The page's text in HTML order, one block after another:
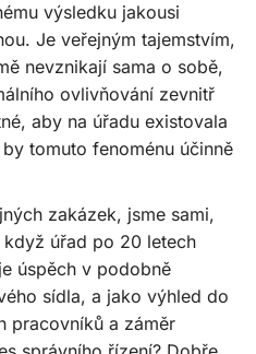
výsledku jakousi
Je veřejným tajemstvím,
nevznikají sama o sobě,
ovlivňování zevnitř
aby na úřadu existovala
tomuto fenoménu účinně
zakázek, jsme sami,
úřad po 20 letech
úspěch v podobně
sídla, a jako výhled do
pracovníků a záměr